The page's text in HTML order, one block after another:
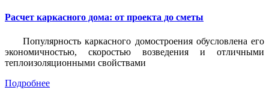
Расчет каркасного дома: от проекта до сметы
Популярность каркасного домостроения обусловлена его
экономичностью, скоростью возведения и отличными
теплоизоляционными свойствами
Подробнее